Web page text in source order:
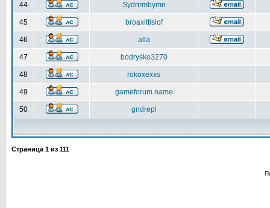
44 Sydrirmbymn
45 broaxittisiof
46 alla
47 bodrysko3270
48 rokoxexxs
49 gameforum.name
50 gndrepl
Страница 1 из 111